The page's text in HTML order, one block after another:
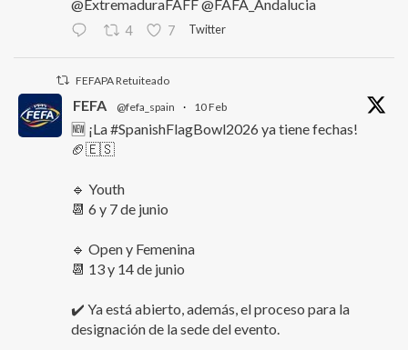
@ExtremaduraFAFF @FAFA_Andalucia
4 7 Twitter
FEFAPA Retuiteado
FEFA @fefa_spain · 10 Feb
🆕 ¡La #SpanishFlagBowl2026 ya tiene fechas!
🏈🇪🇸
🔹 Youth
📆 6 y 7 de junio
🔹 Open y Femenina
📆 13 y 14 de junio
✔️ Ya está abierto, además, el proceso para la
designación de la sede del evento.